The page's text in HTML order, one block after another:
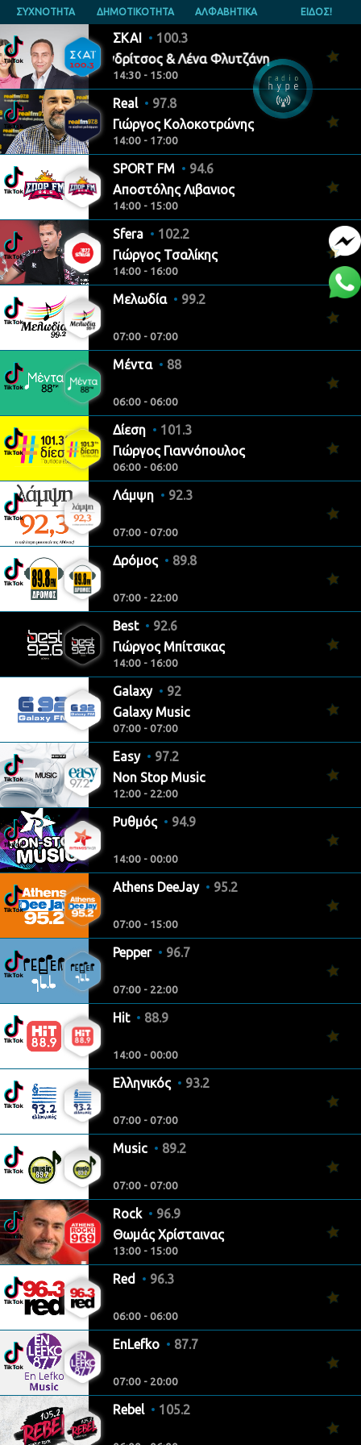
ΣΥΧΝΟΤΗΤΑ ΔΗΜΟΤΙΚΟΤΗΤΑ ΑΛΦΑΒΗΤΙΚΑ ΕΙΔΟΣ!
ΣΚΑΙ
100.3
Νίκος Ανδρίτσος & Λένα Φλυτζάνη
14:30 - 15:00
Real
97.8
Γιώργος Κολοκοτρώνης
14:00 - 17:00
SPORT FM
94.6
Αποστόλης Λιβανιος
14:00 - 15:00
Sfera
102.2
Γιώργος Τσαλίκης
14:00 - 16:00
Μελωδία 99.2
07:00 - 07:00
Μέντα 88
06:00 - 06:00
Δίεση
101.3
Γιώργος Γιαννόπουλος
06:00 - 06:00
Λάμψη 92.3
07:00 - 07:00
Δρόμος 89.8
07:00 - 22:00
Best
92.6
Γιώργος Μπίτσικας
14:00 - 16:00
Galaxy
92
Galaxy Music
07:00 - 07:00
Easy
97.2
Non Stop Music
12:00 - 22:00
Ρυθμός 94.9
14:00 - 00:00
Athens DeeJay 95.2
07:00 - 15:00
Pepper 96.7
07:00 - 22:00
Hit 88.9
14:00 - 00:00
Ελληνικός 93.2
07:00 - 07:00
Music 89.2
07:00 - 07:00
Rock
96.9
Θωμάς Χρίσταινας
13:00 - 15:00
Red 96.3
06:00 - 06:00
EnLefko 87.7
07:00 - 20:00
Rebel 105.2